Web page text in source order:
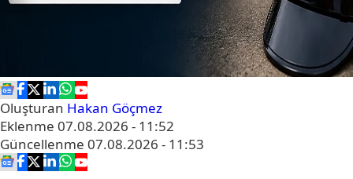
Oluşturan Hakan Göçmez
Eklenme 07.08.2026 - 11:52
Güncellenme 07.08.2026 - 11:53